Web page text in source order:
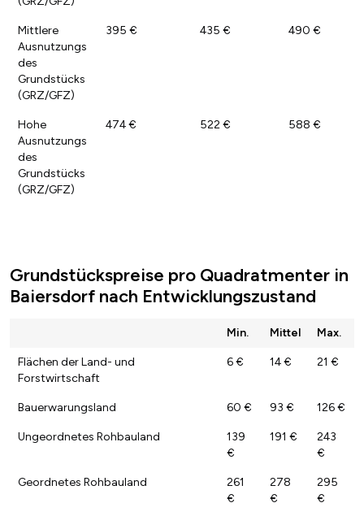
Mittlere
Ausnutzungs
des
Grundstücks
(GRZ/GFZ)
395 € 435 € 490 €
Hohe
Ausnutzungs
des
Grundstücks
(GRZ/GFZ)
474 € 522 € 588 €
Grundstückspreise pro Quadratmenter in
Baiersdorf nach Entwicklungszustand
Min. Mittel Max.
Flächen der Land- und
Forstwirtschaft
6 € 14 € 21 €
Bauerwarungsland 60 € 93 € 126 €
Ungeordnetes Rohbauland
139
€
191 €
243
€
Geordnetes Rohbauland
261
€
278
€
295
€